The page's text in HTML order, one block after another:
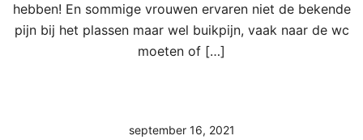
hebben! En sommige vrouwen ervaren niet de bekende
pijn bij het plassen maar wel buikpijn, vaak naar de wc
moeten of […]
september 16, 2021